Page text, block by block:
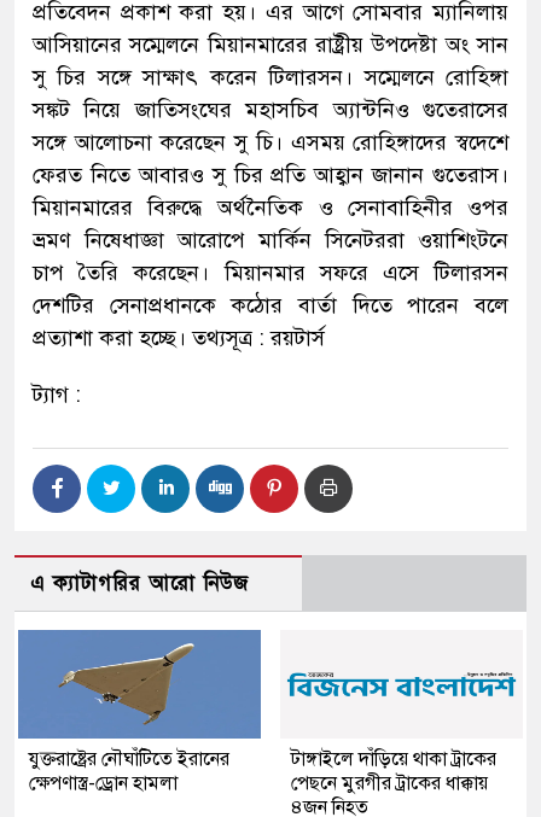
প্রতিবেদন প্রকাশ করা হয়। এর আগে সোমবার ম্যানিলায়
আসিয়ানের সম্মেলনে মিয়ানমারের রাষ্ট্রীয় উপদেষ্টা অং সান
সু চির সঙ্গে সাক্ষাৎ করেন টিলারসন। সম্মেলনে রোহিঙ্গা
সঙ্কট নিয়ে জাতিসংঘের মহাসচিব অ্যান্টনিও গুতেরাসের
সঙ্গে আলোচনা করেছেন সু চি। এসময় রোহিঙ্গাদের স্বদেশে
ফেরত নিতে আবারও সু চির প্রতি আহ্বান জানান গুতেরাস।
মিয়ানমারের বিরুদ্ধে অর্থনৈতিক ও সেনাবাহিনীর ওপর
ভ্রমণ নিষেধাজ্ঞা আরোপে মার্কিন সিনেটররা ওয়াশিংটনে
চাপ তৈরি করেছেন। মিয়ানমার সফরে এসে টিলারসন
দেশটির সেনাপ্রধানকে কঠোর বার্তা দিতে পারেন বলে
প্রত্যাশা করা হচ্ছে। তথ্যসূত্র : রয়টার্স
ট্যাগ :
এ ক্যাটাগরির আরো নিউজ
যুক্তরাষ্ট্রের নৌঘাঁটিতে ইরানের
ক্ষেপণাস্ত্র-ড্রোন হামলা
টাঙ্গাইলে দাঁড়িয়ে থাকা ট্রাকের
পেছনে মুরগীর ট্রাকের ধাক্কায়
৪জন নিহত